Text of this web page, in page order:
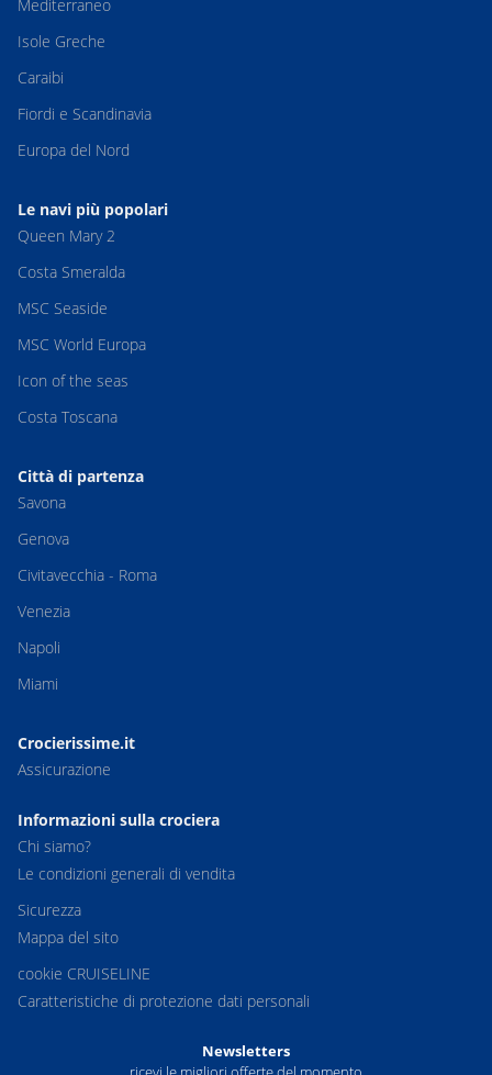
Mediterraneo
Isole Greche
Caraibi
Fiordi e Scandinavia
Europa del Nord
Le navi più popolari
Queen Mary 2
Costa Smeralda
MSC Seaside
MSC World Europa
Icon of the seas
Costa Toscana
Città di partenza
Savona
Genova
Civitavecchia - Roma
Venezia
Napoli
Miami
Crocierissime.it
Assicurazione
Informazioni sulla crociera
Chi siamo?
Le condizioni generali di vendita
Sicurezza
Mappa del sito
cookie CRUISELINE
Caratteristiche di protezione dati personali
Newsletters